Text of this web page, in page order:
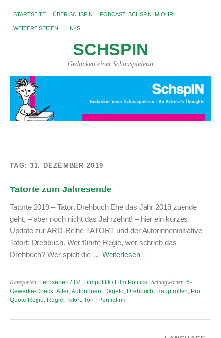
STARTSEITE ÜBER SCHSPIN PODCAST: SCHSPIN IM OHR!
WEITERE SEITEN LINKS
SCHSPIN
Gedanken einer Schauspielerin
TAG:31. DEZEMBER 2019
Tatorte zum Jahresende
Tatorte 2019 – Tatort Drehbuch Ehe das Jahr 2019 zuende
geht, – aber noch nicht das Jahrzehnt! – hier ein kurzes
Update zur ARD-Reihe TATORT und der Autorinneninitiative
Tatort: Drehbuch. Wer führte Regie, wer schrieb das
Drehbuch? Wer spielt die … Weiterlesen →
Kategorien: Fernsehen / TV, Filmpolitik / Film Politics | Schlagwörter: 6-
Gewerke-Check, Alter, Autorinnen, Degeto, Drehbuch, Hauptrollen, Pro
Quote Regie, Regie, Tatort, Ton Permalink